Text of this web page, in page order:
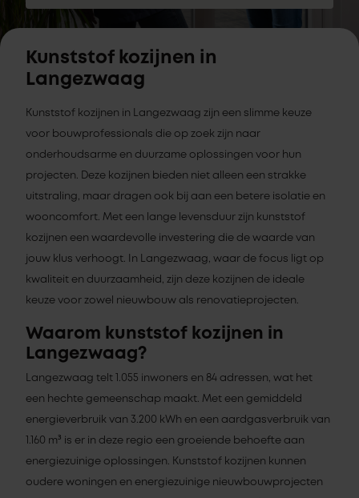
Kunststof kozijnen in
Langezwaag
Kunststof kozijnen in Langezwaag zijn een slimme keuze
voor bouwprofessionals die op zoek zijn naar
onderhoudsarme en duurzame oplossingen voor hun
projecten. Deze kozijnen bieden niet alleen een strakke
uitstraling, maar dragen ook bij aan een betere isolatie en
wooncomfort. Met een lange levensduur zijn kunststof
kozijnen een waardevolle investering die de waarde van
jouw klus verhoogt. In Langezwaag, waar de focus ligt op
kwaliteit en duurzaamheid, zijn deze kozijnen de ideale
keuze voor zowel nieuwbouw als renovatieprojecten.
Waarom kunststof kozijnen in
Langezwaag?
Langezwaag telt 1.055 inwoners en 84 adressen, wat het
een hechte gemeenschap maakt. Met een gemiddeld
energieverbruik van 3.200 kWh en een aardgasverbruik van
1.160 m³ is er in deze regio een groeiende behoefte aan
energiezuinige oplossingen. Kunststof kozijnen kunnen
oudere woningen en energiezuinige nieuwbouwprojecten